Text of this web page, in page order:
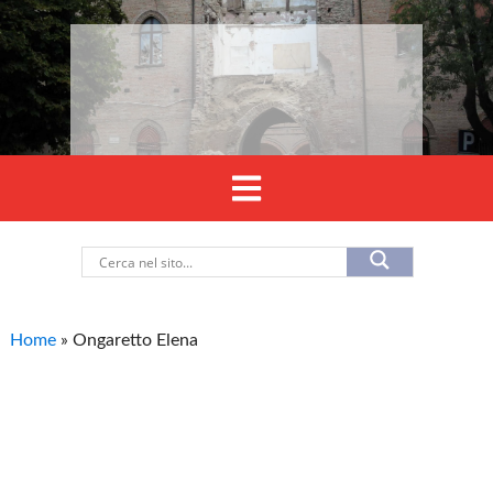
Home »Ongaretto Elena